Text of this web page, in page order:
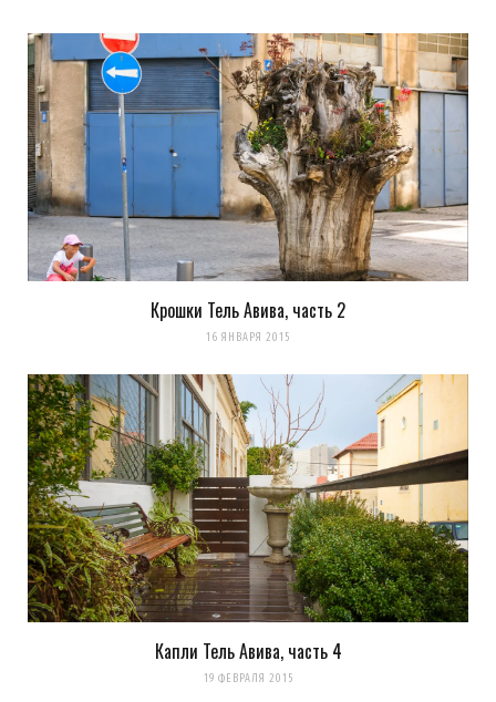
Сохранить моё имя, email и адрес сайта в этом браузере для
Уведомить меня о новых комментариях по email.
Уведомлять меня о новых записях почтой.
Оповещать о новых
комментариях. А можно простоподписаться на комментарии
Крошки Тель Авива, часть 2
16 ЯНВАРЯ 2015
Капли Тель Авива, часть 4
19 ФЕВРАЛЯ 2015